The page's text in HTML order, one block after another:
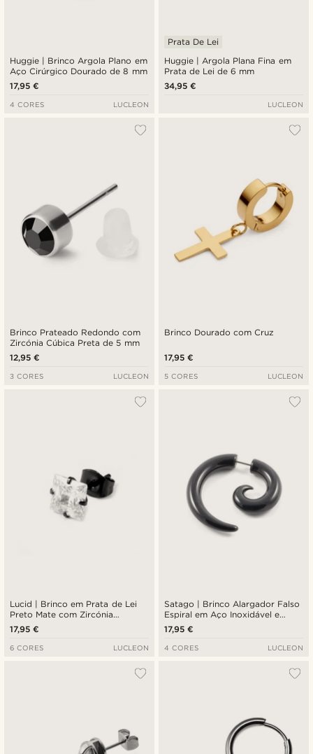
Huggie | Brinco Argola Plano em
Aço Cirúrgico Dourado de 8 mm
17,95 €
4 CORES LUCLEON
Huggie | Argola Plana Fina em
Prata de Lei de 6 mm
Prata De Lei
34,95 €
LUCLEON
Brinco Prateado Redondo com
Zircónia Cúbica Preta de 5 mm
12,95 €
3 CORES LUCLEON
Brinco Dourado com Cruz
17,95 €
5 CORES LUCLEON
Lucid | Brinco em Prata de Lei
Preto Mate com Zircónia
Quadrada de 6 mm
17,95 €
6 CORES LUCLEON
Satago | Brinco Alargador Falso
Espiral em Aço Inoxidável e
Acrílico Preto
17,95 €
4 CORES LUCLEON